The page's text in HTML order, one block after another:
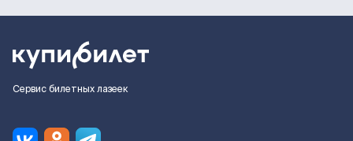
Сервис билетных лазеек